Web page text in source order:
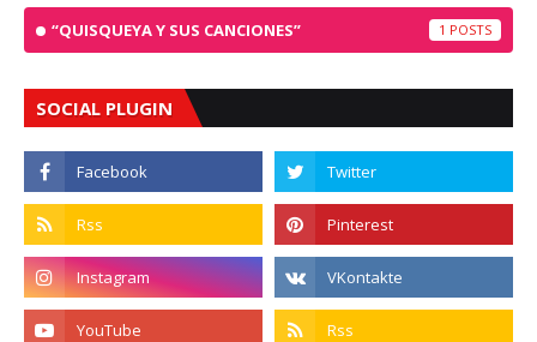
“QUISQUEYA Y SUS CANCIONES” 1
SOCIAL PLUGIN